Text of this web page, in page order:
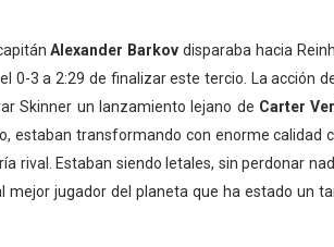
Alexander Barkovdisparaba hacia
0-3 a 2:29 de finalizar este tercio. La acción
Skinner un lanzamiento lejano de Carter
estaban transformando con enorme calidad
rival. Estaban siendo letales, sin perdonar
mejor jugador del planeta que ha estado un